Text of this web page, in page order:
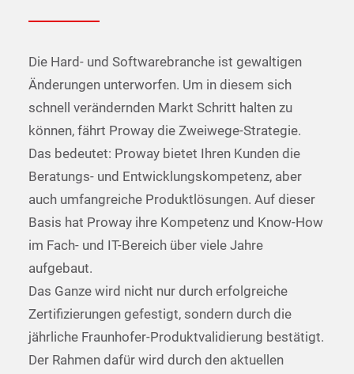
Die Hard- und Softwarebranche ist gewaltigen
Änderungen unterworfen. Um in diesem sich
schnell verändernden Markt Schritt halten zu
können, fährt Proway die Zweiwege-Strategie.
Das bedeutet: Proway bietet Ihren Kunden die
Beratungs- und Entwicklungskompetenz, aber
auch umfangreiche Produktlösungen. Auf dieser
Basis hat Proway ihre Kompetenz und Know-How
im Fach- und IT-Bereich über viele Jahre
aufgebaut.
Das Ganze wird nicht nur durch erfolgreiche
Zertifizierungen gefestigt, sondern durch die
jährliche Fraunhofer-Produktvalidierung bestätigt.
Der Rahmen dafür wird durch den aktuellen